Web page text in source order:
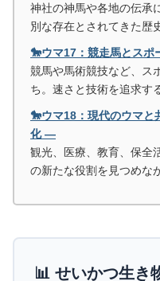
神社の神馬や各地の伝承
別な存在とされてきた歴
🐎ウマ17：競走馬とス
競馬や馬術競技など、ス
ち。速さと技術を追求す
🐎ウマ18：現代のウマ
化 ―
観光、医療、教育、保全
の新たな役割を見つめな
📊 せいかつ生き